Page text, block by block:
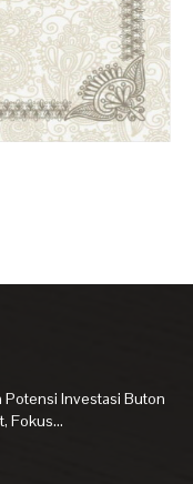
Potensi Investasi Buton
Fokus...